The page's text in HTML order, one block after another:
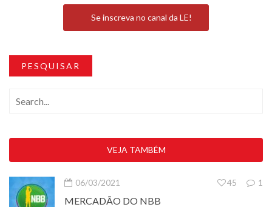
Se inscreva no canal da LE!
PESQUISAR
VEJA TAMBÉM
06/03/2021 1
45
MERCADÃO DO NBB